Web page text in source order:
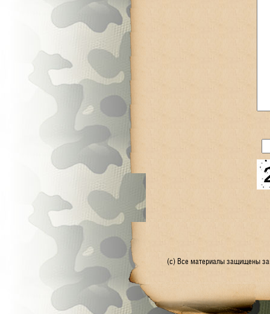
(с) Все материалы защищены